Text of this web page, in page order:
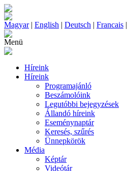
Magyar| English | Deutsch | Francais |
Menü
Híreink
Híreink
Programajánló
Beszámolóink
Legutóbbi bejegyzések
Állandó híreink
Eseménynaptár
Keresés, szűrés
Ünnepkörök
Média
Képtár
Videótár